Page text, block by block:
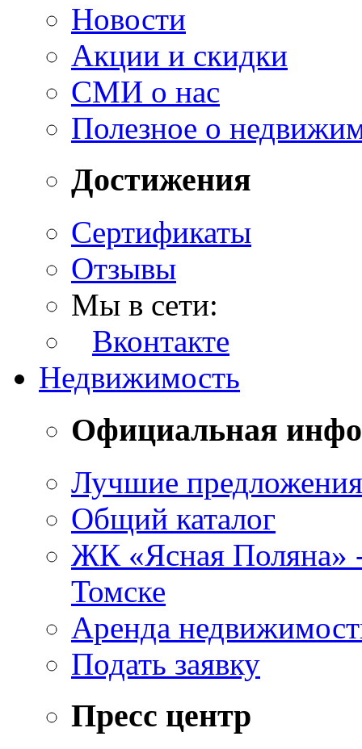
Новости
Акции и скидки
СМИ о нас
Полезное о
Достижения
Сертификаты
Отзывы
Мы в сети:
Вконтакте
Недвижимость
Официальная
Лучшие предложения
Общий каталог
ЖК «Ясная Поляна»
Томске
Аренда
Подать заявку
Пресс центр